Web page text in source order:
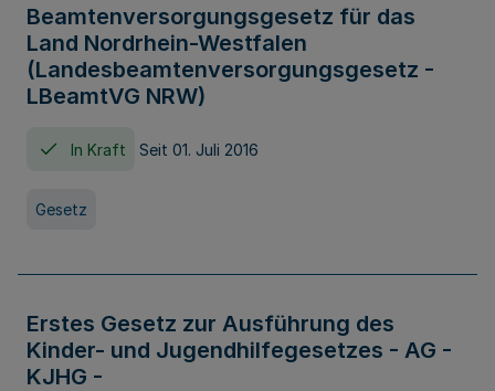
Beamtenversorgungsgesetz für das
Land Nordrhein-Westfalen
(Landesbeamtenversorgungsgesetz -
LBeamtVG NRW)
In Kraft Seit 01. Juli 2016
Gesetz
Erstes Gesetz zur Ausführung des
Kinder- und Jugendhilfegesetzes - AG -
KJHG -